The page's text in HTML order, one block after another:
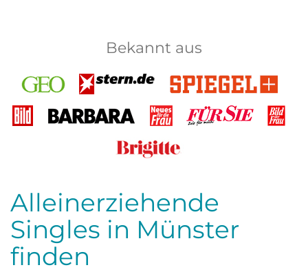
Bekannt aus
GEO Stern Spiegel+
Bild Barbara
Neues
für
die
Frau
Für Sie
Bild
der
Brigitte
Alleinerziehende
Singles in Münster
finden